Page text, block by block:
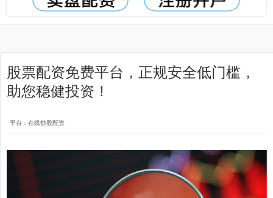
股票配资免费平台，正规安全低门槛，
助您稳健投资！
平台：在线炒股配资